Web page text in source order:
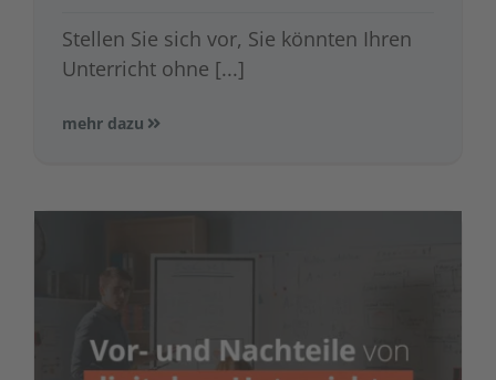
Stellen Sie sich vor, Sie könnten Ihren
Unterricht ohne [...]
mehr dazu